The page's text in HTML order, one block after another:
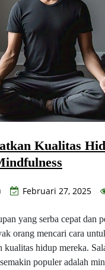
Kualitas
Februari 27, 2025
yang serba cepat dan
orang mencari cara
kualitas hidup mereka.
populer adalah